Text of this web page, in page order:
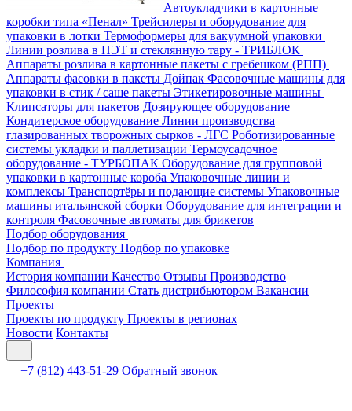
Автоукладчики в картонные
коробки типа «Пенал» Трейсилеры и оборудование для
упаковки в лотки Термоформеры для вакуумной упаковки
Линии розлива в ПЭТ и стеклянную тару - ТРИБЛОК
Аппараты розлива в картонные пакеты с гребешком (РПП)
Аппараты фасовки в пакеты Дойпак Фасовочные машины для
упаковки в стик / саше пакеты Этикетировочные машины
Клипсаторы для пакетов Дозирующее оборудование
Кондитерское оборудование Линии производства
глазированных творожных сырков - ЛГС Роботизированные
системы укладки и паллетизации Термоусадочное
оборудование - ТУРБОПАК Оборудование для групповой
упаковки в картонные короба Упаковочные линии и
комплексы Транспортёры и подающие системы Упаковочные
машины итальянской сборки Оборудование для интеграции и
контроля Фасовочные автоматы для брикетов
Подбор оборудования
Подбор по продукту Подбор по упаковке
Компания
История компании Качество Отзывы Производство
Философия компании Стать дистрибьютором Вакансии
Проекты
Проекты по продукту Проекты в регионах
Новости Контакты
+7 (812) 443-51-29 Обратный звонок